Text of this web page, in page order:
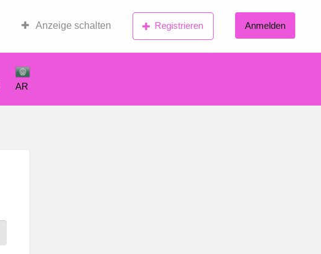
Anzeige schalten Registrieren Anmelden
AR